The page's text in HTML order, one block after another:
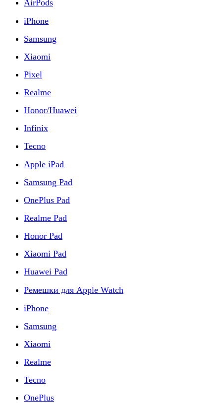
AirPods
iPhone
Samsung
Xiaomi
Pixel
Realme
Honor/Huawei
Infinix
Tecno
Apple iPad
Samsung Pad
OnePlus Pad
Realme Pad
Honor Pad
Xiaomi Pad
Huawei Pad
Ремешки для Apple Watch
iPhone
Samsung
Xiaomi
Realme
Tecno
OnePlus